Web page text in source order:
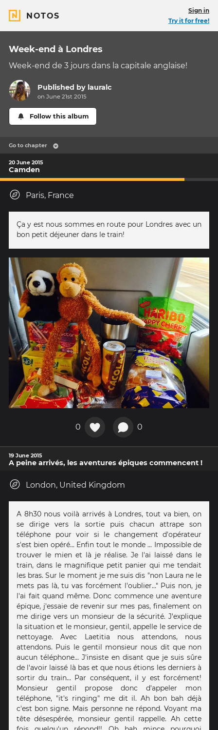
NOTOS
Sign in
Try it for free!
Week-end à Londres
Week-end de 3 jours dans la capitale anglaise!
Published by lauralc
on June 21st 2015
Follow this album
Go to chapter
20 June 2015
Camden
Paris, France
Ça y est nous sommes en route pour Londres avec un
bon petit déjeuner dans le train!
0 0
19 June 2015
A peine arrivés, les aventures épiques commencent !
London, United Kingdom
A 8h30 nous voilà arrivés à Londres, tout va bien, on
se dirige vers la sortie puis chacun attrape son
téléphone pour voir si le changement d'opérateur
s'est bien opéré... Enfin tout le monde ... Impossible de
trouver le mien et là je réalise. Je l'ai laissé dans le
train, dans le magnifique petit panier qui me tendait
les bras. Sur le moment je me suis dis "non Laura ne le
mets pas là, tu vas forcément l'oublier..." Puis non, je
l'ai fait quand même. Donc commence une aventure
épique, j'essaie de revenir sur mes pas, finalement on
me dirige vers un monsieur de la sécurité. J'explique
la situation et le monsieur, gentil, appelle le service de
nettoyage. Avec Laetitia nous attendons, nous
attendons. Puis le gentil monsieur nous dit que non
aucun téléphone... J'insiste en disant que je suis sûre
de l'avoir laissé là bas et que nous étions les derniers à
sortir du train... Par conséquent, il y est forcément!
Monsieur gentil propose donc d'appeler mon
téléphone, "it's ringing" me dit il. Ah bon bah déjà
c'est bon signe. Mais personne ne répond. Voyant ma
tête désespérée, monsieur gentil rappelle. Ah cette